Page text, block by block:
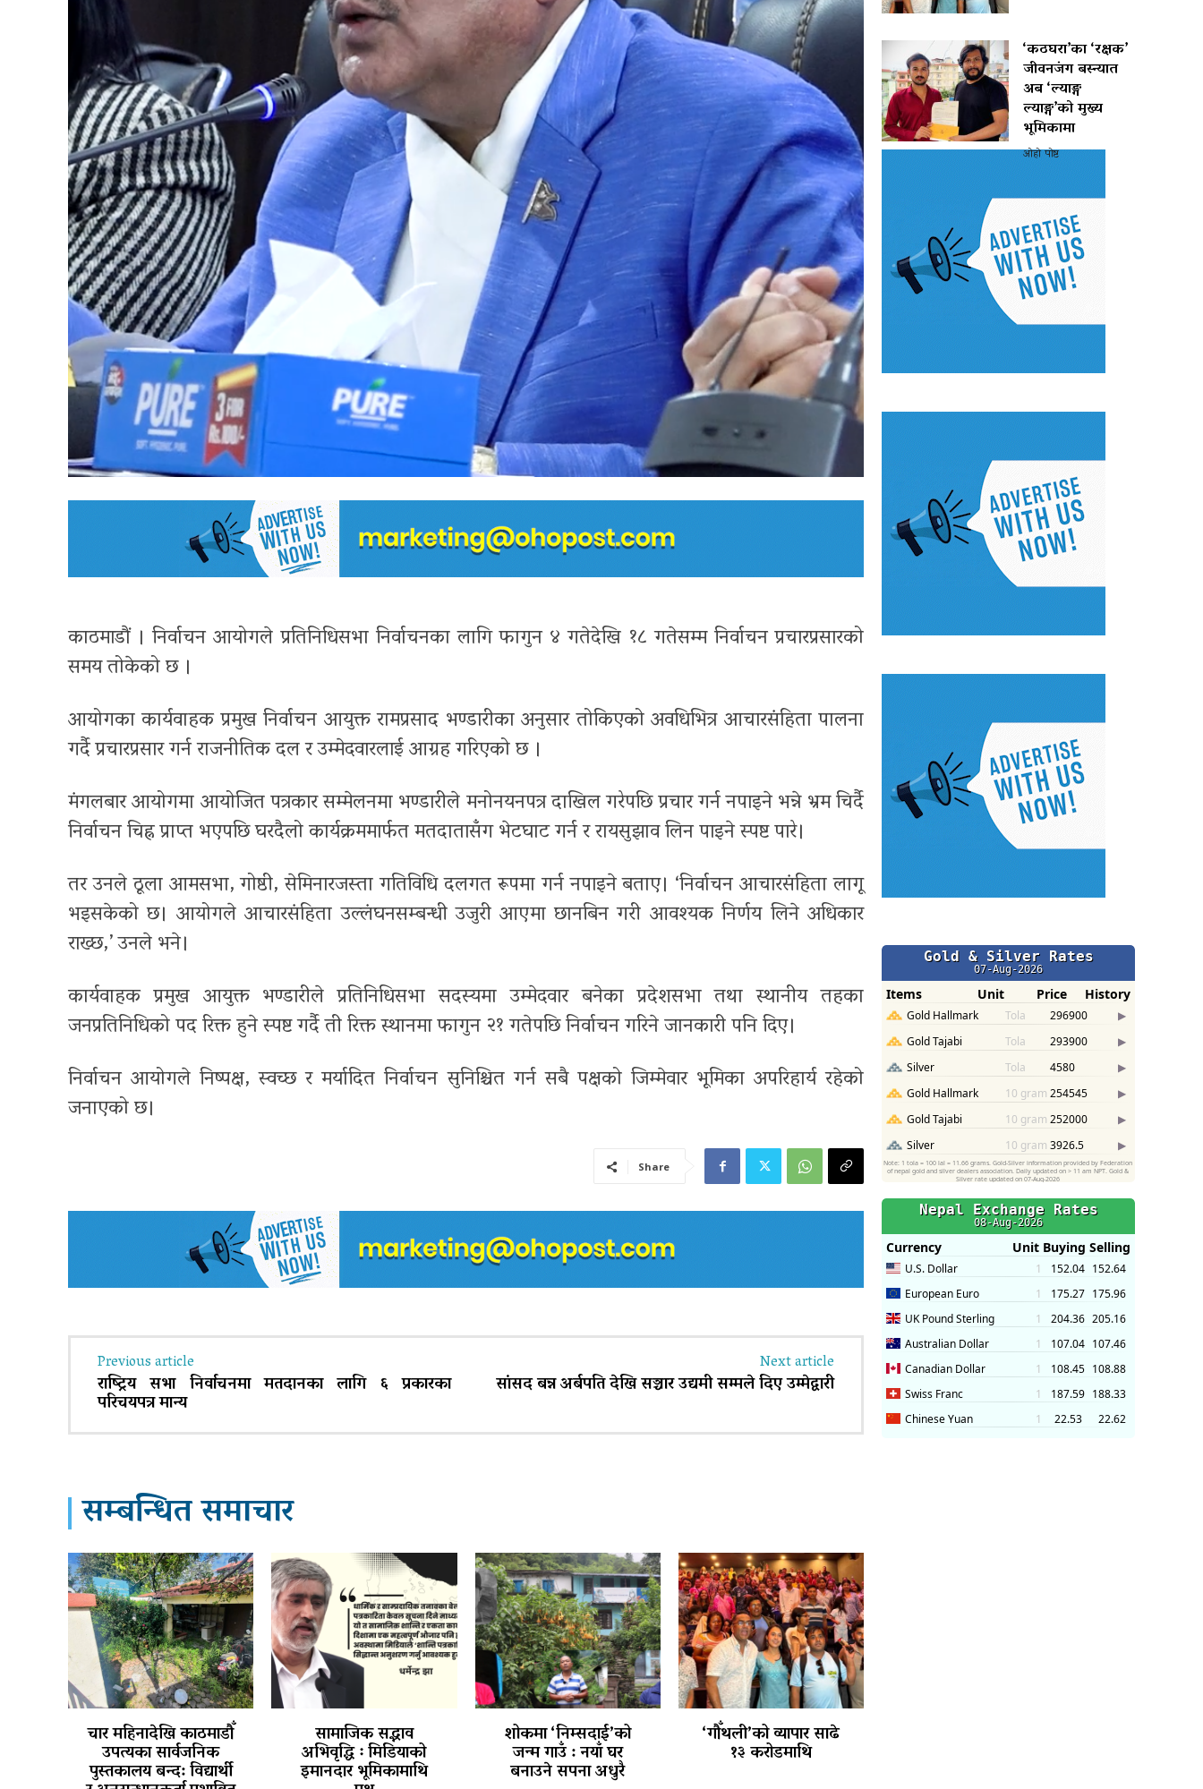
काठमाडौं । निर्वाचन आयोगले प्रतिनिधिसभा निर्वाचनका लागि फागुन ४ गतेदेखि १८ गतेसम्म निर्वाचन प्रचारप्रसारको
समय तोकेको छ ।
आयोगका कार्यवाहक प्रमुख निर्वाचन आयुक्त रामप्रसाद भण्डारीका अनुसार तोकिएको अवधिभित्र आचारसंहिता पालना
गर्दै प्रचारप्रसार गर्न राजनीतिक दल र उम्मेदवारलाई आग्रह गरिएको छ ।
मंगलबार आयोगमा आयोजित पत्रकार सम्मेलनमा भण्डारीले मनोनयनपत्र दाखिल गरेपछि प्रचार गर्न नपाइने भन्ने भ्रम चिर्दै
निर्वाचन चिह्न प्राप्त भएपछि घरदैलो कार्यक्रममार्फत मतदातासँग भेटघाट गर्न र रायसुझाव लिन पाइने स्पष्ट पारे।
तर उनले ठूला आमसभा, गोष्ठी, सेमिनारजस्ता गतिविधि दलगत रूपमा गर्न नपाइने बताए। ‘निर्वाचन आचारसंहिता लागू
भइसकेको छ। आयोगले आचारसंहिता उल्लंघनसम्बन्धी उजुरी आएमा छानबिन गरी आवश्यक निर्णय लिने अधिकार
राख्छ,’ उनले भने।
कार्यवाहक प्रमुख आयुक्त भण्डारीले प्रतिनिधिसभा सदस्यमा उम्मेदवार बनेका प्रदेशसभा तथा स्थानीय तहका
जनप्रतिनिधिको पद रिक्त हुने स्पष्ट गर्दै ती रिक्त स्थानमा फागुन २१ गतेपछि निर्वाचन गरिने जानकारी पनि दिए।
निर्वाचन आयोगले निष्पक्ष, स्वच्छ र मर्यादित निर्वाचन सुनिश्चित गर्न सबै पक्षको जिम्मेवार भूमिका अपरिहार्य रहेको
जनाएको छ।
Share
Previous article
राष्ट्रिय सभा निर्वाचनमा मतदानका लागि ६ प्रकारका
परिचयपत्र मान्य
Next article
सांसद बन्न अर्बपति देखि सञ्चार उद्यमी सम्मले दिए उम्मेद्वारी
सम्बन्धित समाचार
चार महिनादेखि काठमाडौँ
उपत्यका सार्वजनिक
पुस्तकालय बन्द: विद्यार्थी
सामाजिक सद्भाव
अभिवृद्धि ः मिडियाको
इमानदार भूमिकामाथि
शोकमा ‘निम्सदाई’को
जन्म गाउँ : नयाँ घर
बनाउने सपना अधुरै
‘गौँथली’को व्यापार साढे
१३ करोडमाथि
‘कठघरा’का ‘रक्षक’
जीवनजंग बस्न्यात
अब ‘ल्याङ्ग
ल्याङ्ग’को मुख्य
भूमिकामा
ओहो पोष्ट